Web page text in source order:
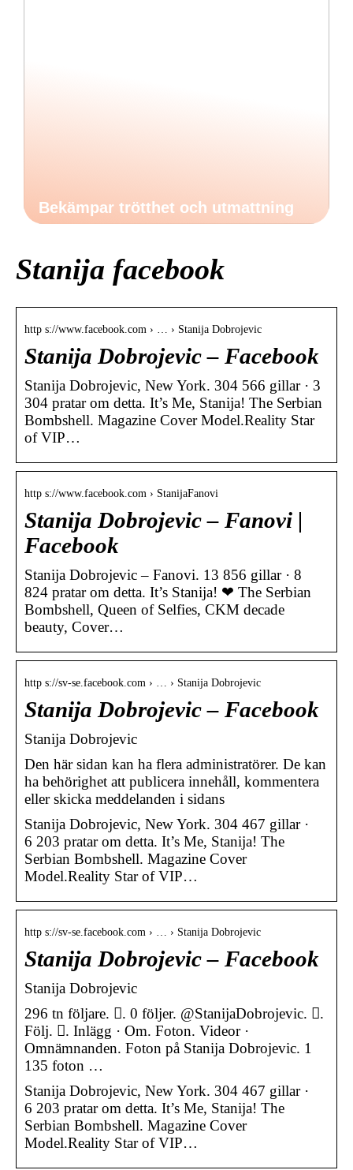
Bekämpar trötthet och utmattning
Stanija facebook
http s://www.facebook.com › … › Stanija Dobrojevic
Stanija Dobrojevic – Facebook
Stanija Dobrojevic, New York. 304 566 gillar · 3
304 pratar om detta. It’s Me, Stanija! The Serbian
Bombshell. Magazine Cover Model.Reality Star
of VIP…
http s://www.facebook.com › StanijaFanovi
Stanija Dobrojevic – Fanovi |
Facebook
Stanija Dobrojevic – Fanovi. 13 856 gillar · 8
824 pratar om detta. It’s Stanija! ❤ The Serbian
Bombshell, Queen of Selfies, CKM decade
beauty, Cover…
http s://sv-se.facebook.com › … › Stanija Dobrojevic
Stanija Dobrojevic – Facebook
Stanija Dobrojevic
Den här sidan kan ha flera administratörer. De kan
ha behörighet att publicera innehåll, kommentera
eller skicka meddelanden i sidans
Stanija Dobrojevic, New York. 304 467 gillar ·
6 203 pratar om detta. It’s Me, Stanija! The
Serbian Bombshell. Magazine Cover
Model.Reality Star of VIP…
http s://sv-se.facebook.com › … › Stanija Dobrojevic
Stanija Dobrojevic – Facebook
Stanija Dobrojevic
296 tn följare. 󱞋. 0 följer. @StanijaDobrojevic. 󱙶.
Följ. 󰟝. Inlägg · Om. Foton. Videor ·
Omnämnanden. Foton på Stanija Dobrojevic. 1
135 foton …
Stanija Dobrojevic, New York. 304 467 gillar ·
6 203 pratar om detta. It’s Me, Stanija! The
Serbian Bombshell. Magazine Cover
Model.Reality Star of VIP…